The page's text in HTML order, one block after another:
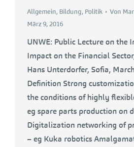
Allgemein, Bildung, Politik Von
März 9, 2016
UNWE: Public Lecture on the
Impact on the Financial
Hans Unterdorfer, Sofia,
Definition Strong
the conditions of highly
eg spare parts production on
Digitalization networking of
– eg Kuka robotics